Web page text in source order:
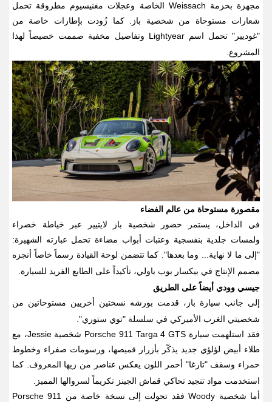
مجهزة بحزمة
الخاصة وعجلات مغنيسيوم مطروقة تحمل
شعارات مستوحاة من شخصية باز. كما زُودت بإطارات خاصة من
"غوديير" تحمل اسم Lightyear
وتفاصيل مخفية صممت خصيصاً لهذا
المشروع.
مقصورة مستوحاة من عالم الفضاء
في الداخل، يستمر حضور شخصية باز لايتيير عبر خياطة خضراء
ولمسات جلدية بنفسجية وعتبات أبواب مضاءة تحمل عبارته الشهيرة:
"إلى ما لا نهاية... وما بعدها". كما تتضمن لوحة القيادة رسماً خاصاً أنجزه
مصمم الإنتاج في بيكسار بوب باولي، تأكيداً على الطابع الفريد للسيارة
جيسي وودي أيضاً على الطريق
إلى جانب سيارة باز، قدمت بورشه نسختين أخريين مستوحاتين من
شخصيتي الغرب الأميركي في سلسلة "توي ستوري".
فقد استلهمت سيارة Porsche 911 Targa 4 GTS شخصية Jessie
، مع
طلاء أبيض لؤلؤي جديد يذكّر بأزرار قميصها، ورسومات صفراء وخطوط
حمراء وسقف "تارغا" أحمر اللون يعكس عناصر من زيها المعروف. كما
استخدمت مواد تنجيد تحاكي قماش الجينز تكريماً لسروالها المميز
أما شخصية
فقد تحولت إلى نسخة خاصة من
Porsche 911